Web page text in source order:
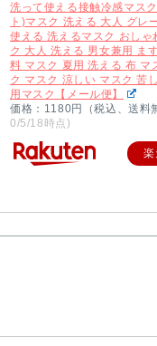
洗って使える接触冷感マス
ト)マスク 洗える 大人 グレ
使える 洗えるマスク おしゃ
ク 大人 洗える 男女兼用 ま
料 マスク 夏用 洗える 布 マ
ク マスク 涼しい マスク 苦
用マスク【メール便】
価格：1180円（税込、送料
0/5/18時点)